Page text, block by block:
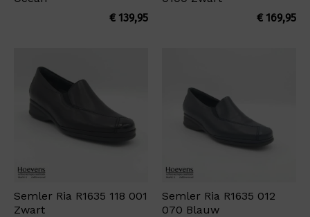
€139,95
€169,95
Semler Ria R1635 118 001
Zwart
Semler Ria R1635 012
070 Blauw